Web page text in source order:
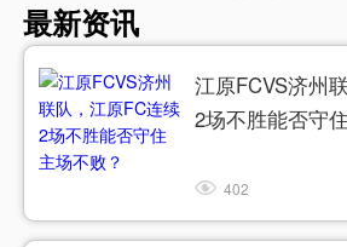
最新资讯
江原FCVS济州
2场不胜能否守
402